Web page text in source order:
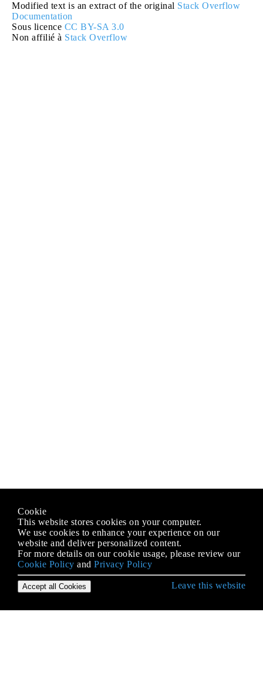
Modified text is an extract of the original Stack Overflow
Documentation
Sous licence CC BY-SA 3.0
Non affilié à Stack Overflow
Cookie
This website stores cookies on your computer.
We use cookies to enhance your experience on our
website and deliver personalized content.
For more details on our cookie usage, please review our
Cookie Policy and Privacy Policy
Accept all Cookies Leave this website